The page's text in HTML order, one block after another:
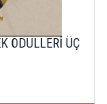
ÖDÜLLERİ ÜÇ